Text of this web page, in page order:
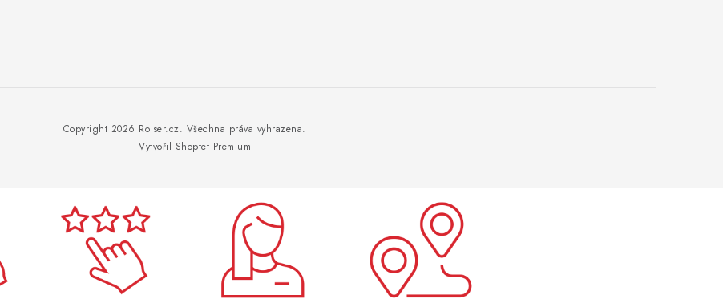
Vytvořil Shoptet Premium
Copyright 2026 Rolser.cz. Všechna práva vyhrazena.